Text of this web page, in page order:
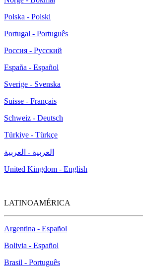
Polska - Polski
Portugal - Português
Россия - Русский
España - Español
Sverige - Svenska
Suisse - Français
Schweiz - Deutsch
Türkiye - Türkçe
العربية - العربية
United Kingdom - English
LATINOAMÉRICA
Argentina - Español
Bolivia - Español
Brasil - Português